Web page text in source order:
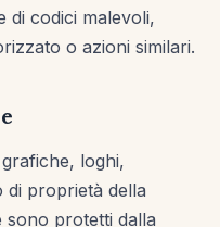
di codici malevoli,
o azioni similari.
loghi,
di proprietà della
sono protetti dalla